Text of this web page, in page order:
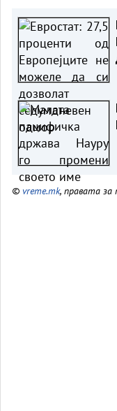
© vreme.mk, правата за